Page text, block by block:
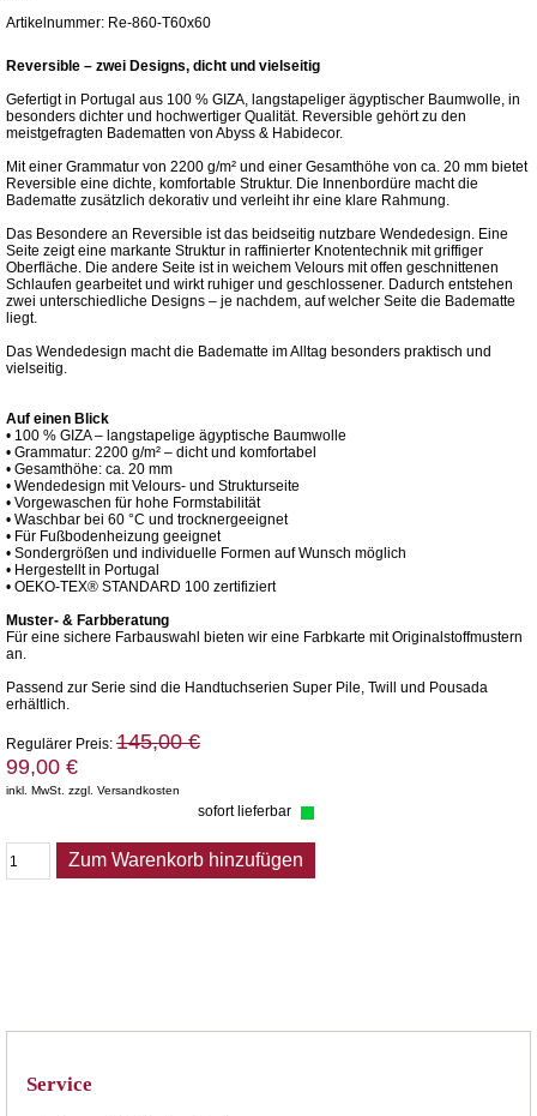
Artikelnummer: Re-860-T60x60
Reversible – zwei Designs, dicht und vielseitig
Gefertigt in Portugal aus 100 % GIZA, langstapeliger ägyptischer Baumwolle, in
besonders dichter und hochwertiger Qualität. Reversible gehört zu den
meistgefragten Badematten von Abyss & Habidecor.
Mit einer Grammatur von 2200 g/m² und einer Gesamthöhe von ca. 20 mm bietet
Reversible eine dichte, komfortable Struktur. Die Innenbordüre macht die
Badematte zusätzlich dekorativ und verleiht ihr eine klare Rahmung.
Das Besondere an Reversible ist das beidseitig nutzbare Wendedesign. Eine
Seite zeigt eine markante Struktur in raffinierter Knotentechnik mit griffiger
Oberfläche. Die andere Seite ist in weichem Velours mit offen geschnittenen
Schlaufen gearbeitet und wirkt ruhiger und geschlossener. Dadurch entstehen
zwei unterschiedliche Designs – je nachdem, auf welcher Seite die Badematte
liegt.
Das Wendedesign macht die Badematte im Alltag besonders praktisch und
vielseitig.
Auf einen Blick
• 100 % GIZA – langstapelige ägyptische Baumwolle
• Grammatur: 2200 g/m² – dicht und komfortabel
• Gesamthöhe: ca. 20 mm
• Wendedesign mit Velours- und Strukturseite
• Vorgewaschen für hohe Formstabilität
• Waschbar bei 60 °C und trocknergeeignet
• Für Fußbodenheizung geeignet
• Sondergrößen und individuelle Formen auf Wunsch möglich
• Hergestellt in Portugal
• OEKO-TEX® STANDARD 100 zertifiziert
Muster- & Farbberatung
Für eine sichere Farbauswahl bieten wir eine Farbkarte mit Originalstoffmustern
an.
Passend zur Serie sind die Handtuchserien Super Pile, Twill und Pousada
erhältlich.
Regulärer Preis: 145,00 €
99,00 €
inkl. MwSt. zzgl. Versandkosten
sofort lieferbar
Zum Warenkorb hinzufügen
Service